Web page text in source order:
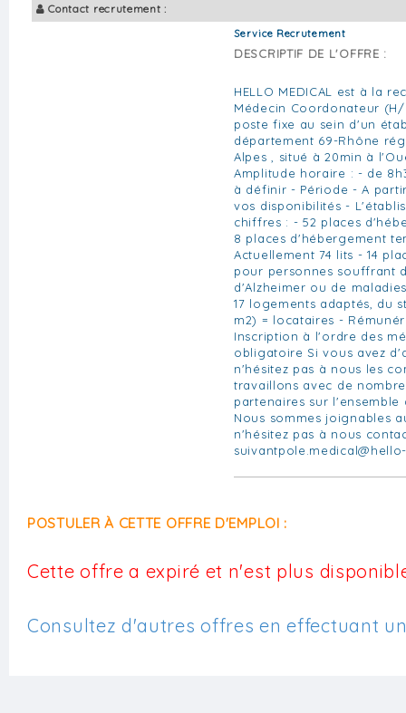
Contact recrutement :
Service Recrutement
DESCRIPTIF DE L'OFFRE :
HELLO MEDICAL est à la
Médecin Coordonateur
poste fixe au sein d'un
département 69-Rhône
Alpes , situé à 20min à
Amplitude horaire : - de
à définir - Période - A
vos disponibilités -
chiffres : - 52 places
8 places d'hébergement
Actuellement 74 lits - 14
pour personnes souffrant
d'Alzheimer ou de
17 logements adaptés, du
m2) = locataires -
Inscription à l'ordre des
obligatoire Si vous avez
n'hésitez pas à nous les
travaillons avec de
partenaires sur
Nous sommes joignables
n'hésitez pas à nous
POSTULER À CETTE OFFRE D'EMPLOI :
Cette offre a expiré et n'est plus
Consultez d'autres offres en effectuant